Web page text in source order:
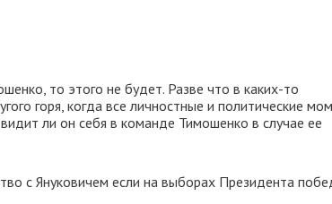
то этого не будет. Разве что в каких-то
горя, когда все личностные и политические
ли он себя в команде Тимошенко в случае ее
с Януковичем если на выборах Президента